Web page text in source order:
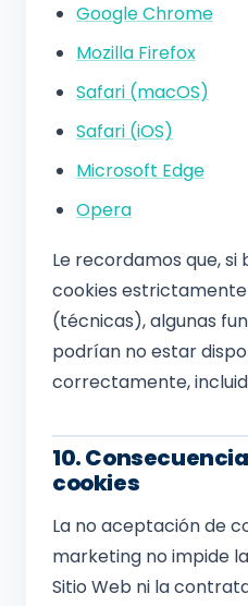
Google Chrome
Mozilla Firefox
Safari (macOS)
Safari (iOS)
Microsoft Edge
Opera
Le recordamos que, si
cookies
(técnicas), algunas
podrían no estar
correctamente,
10.
cookies
La no aceptación de
marketing no impide
Sitio Web ni la